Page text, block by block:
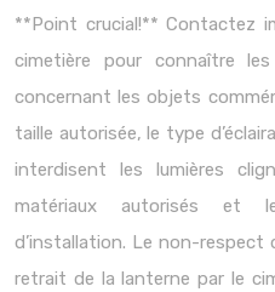
**Point crucial!** Contactez
cimetière pour connaître
concernant les objets
taille autorisée, le type
interdisent les lumières
matériaux autorisés et
d’installation. Le non-respect
retrait de la lanterne par le